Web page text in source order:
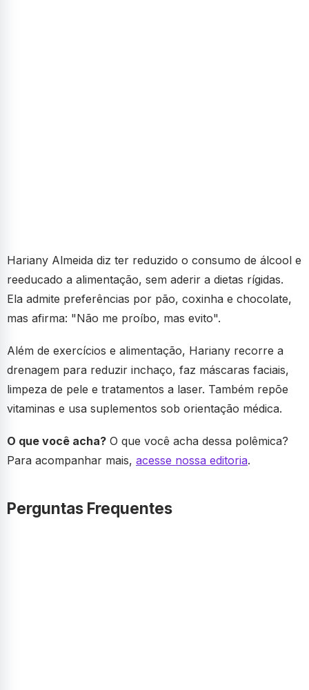
Hariany Almeida diz ter reduzido o consumo de álcool e
reeducado a alimentação, sem aderir a dietas rígidas.
Ela admite preferências por pão, coxinha e chocolate,
mas afirma: "Não me proíbo, mas evito".
Além de exercícios e alimentação, Hariany recorre a
drenagem para reduzir inchaço, faz máscaras faciais,
limpeza de pele e tratamentos a laser. Também repõe
vitaminas e usa suplementos sob orientação médica.
O que você acha? O que você acha dessa polêmica?
Para acompanhar mais, acesse nossa editoria.
Perguntas Frequentes